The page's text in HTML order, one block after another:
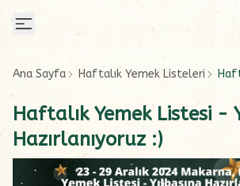
Ana Sayfa Haftalık Yemek Listeleri
Haftalık Yemek Listesi -
Hazırlanıyoruz :)